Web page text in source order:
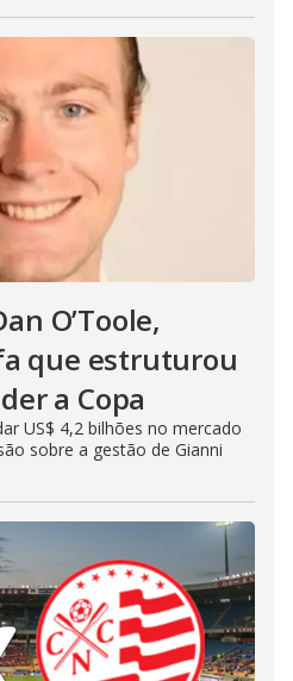
O’Toole,
que estruturou
a Copa
US$ 4,2 bilhões no mercado
sobre a gestão de Gianni